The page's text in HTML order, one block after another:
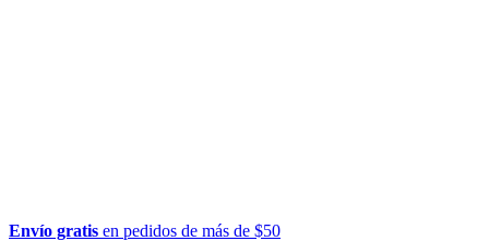
Envío gratis en pedidos de más de $50